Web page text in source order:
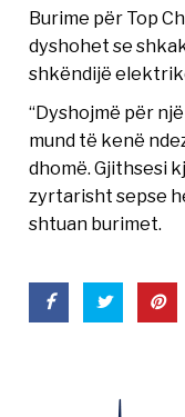
Burime për Top
dyshohet se
shkëndijë
“Dyshojmë për
mund të kenë
dhomë. Gjithsesi
zyrtarisht sepse
shtuan burimet.